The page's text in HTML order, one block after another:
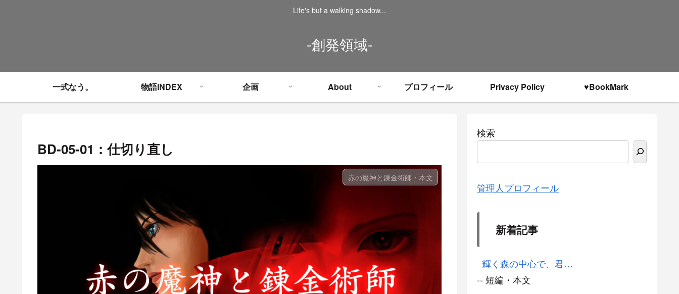
Life's but a walking shadow...
-創発領域-
一式なう。 物語INDEX 企画 About プロフィール Privacy Policy ♥BookMark
BD-05-01：仕切り直し
赤の魔神と錬金術師・本文
検索
管理人プロフィール
新着記事
輝く森の中心で、君…
-- 短編・本文